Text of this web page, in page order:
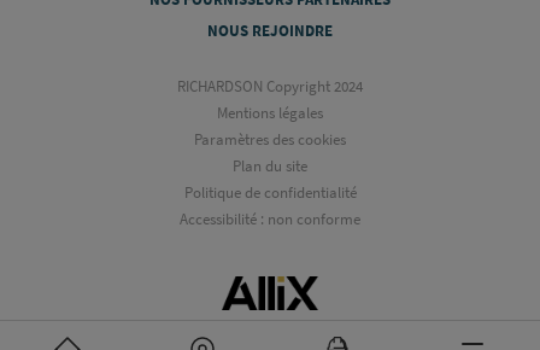
NOUS REJOINDRE
RICHARDSON Copyright 2024
Mentions légales
Paramètres des cookies
Plan du site
Politique de confidentialité
Accessibilité : non conforme